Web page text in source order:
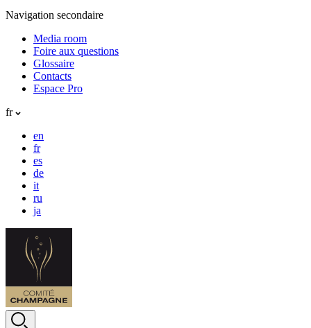
Navigation secondaire
Media room
Foire aux questions
Glossaire
Contacts
Espace Pro
fr
en
fr
es
de
it
ru
ja